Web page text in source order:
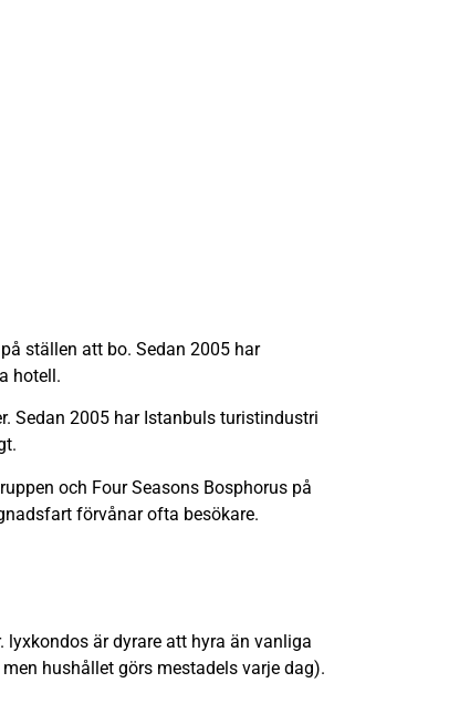
ställen att bo. Sedan 2005 har
hotell.
Sedan 2005 har Istanbuls turistindustri
och Four Seasons Bosphorus på
förvånar ofta besökare.
är dyrare att hyra än vanliga
hushållet görs mestadels varje dag).